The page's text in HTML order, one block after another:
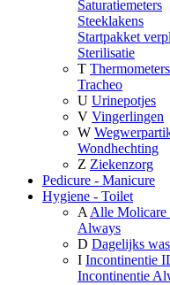
Saturatiemeters
Steeklakens
Startpakket
Sterilisatie
T Thermometers
Tracheo
U Urinepotjes
V Vingerlingen
W
Wondhechting
Z Ziekenzorg
Pedicure - Manicure
Hygiene - Toilet
A Alle Molicare
Always
D Dagelijks
I Incontinentie
Incontinentie